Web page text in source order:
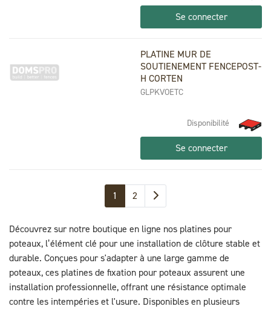
Se connecter
PLATINE MUR DE
SOUTIENEMENT FENCEPOST-
H CORTEN
GLPKVOETC
Disponibilité
Se connecter
1 2
Découvrez sur notre boutique en ligne nos platines pour
poteaux, l’élément clé pour une installation de clôture stable et
durable. Conçues pour s'adapter à une large gamme de
poteaux, ces platines de fixation pour poteaux assurent une
installation professionnelle, offrant une résistance optimale
contre les intempéries et l'usure. Disponibles en plusieurs